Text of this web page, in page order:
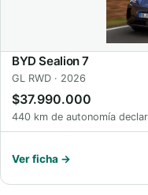
BYD Sealion 7
GL RWD · 2026
$37.990.000
440 km de autonomía
Ver ficha →